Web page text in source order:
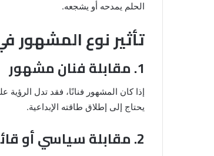
الحلم يمدحه أو يشجعه.
تأثير نوع المشهور
1. مقابلة فنان مشهور
إذا كان المشهور فنانًا، فقد تدل الرؤية
يحتاج إلى إطلاق طاقته الإبداعية.
2. مقابلة سياسي أو قائد